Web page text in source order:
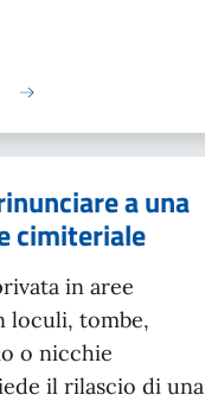
a una
cimiteriale
in aree
loculi, tombe,
o nicchie
il rilascio di una